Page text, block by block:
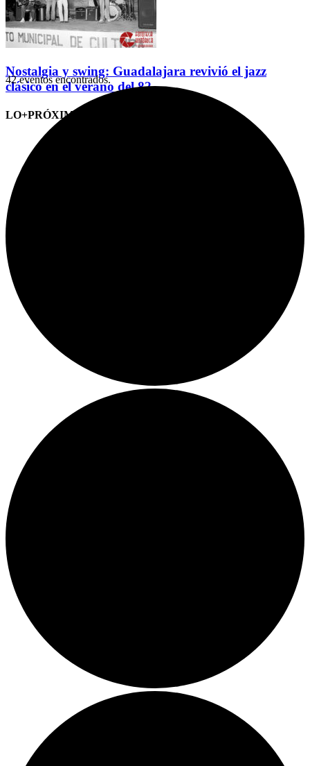
Nostalgia y swing: Guadalajara revivió el jazz
clásico en el verano del 82
LO+PRÓXIMO (CITAS)
42 eventos encontrados.